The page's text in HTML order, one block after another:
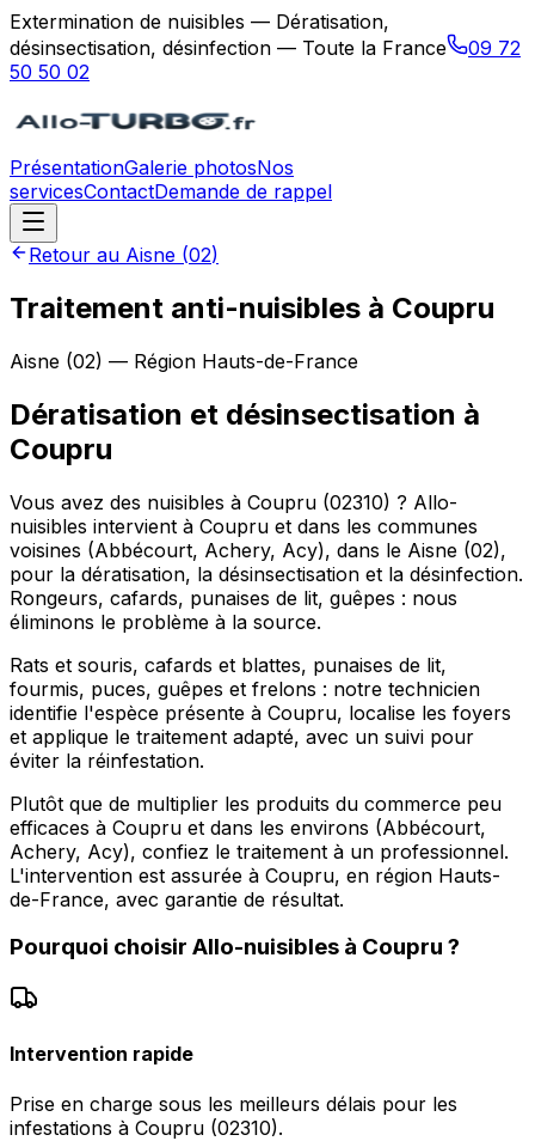
Extermination de nuisibles — Dératisation,
désinsectisation, désinfection — Toute la France
09 72
50 50 02
PrésentationGalerie photosNos
servicesContactDemande de rappel
Retour au Aisne (02)
Traitement anti-nuisibles à Coupru
Aisne (02) — Région Hauts-de-France
Dératisation et désinsectisation à
Coupru
Vous avez des nuisibles à Coupru (02310) ? Allo-
nuisibles intervient à Coupru et dans les communes
voisines (Abbécourt, Achery, Acy), dans le Aisne (02),
pour la dératisation, la désinsectisation et la désinfection.
Rongeurs, cafards, punaises de lit, guêpes : nous
éliminons le problème à la source.
Rats et souris, cafards et blattes, punaises de lit,
fourmis, puces, guêpes et frelons : notre technicien
identifie l'espèce présente à Coupru, localise les foyers
et applique le traitement adapté, avec un suivi pour
éviter la réinfestation.
Plutôt que de multiplier les produits du commerce peu
efficaces à Coupru et dans les environs (Abbécourt,
Achery, Acy), confiez le traitement à un professionnel.
L'intervention est assurée à Coupru, en région Hauts-
de-France, avec garantie de résultat.
Pourquoi choisir Allo-nuisibles à Coupru ?
Intervention rapide
Prise en charge sous les meilleurs délais pour les
infestations à Coupru (02310).